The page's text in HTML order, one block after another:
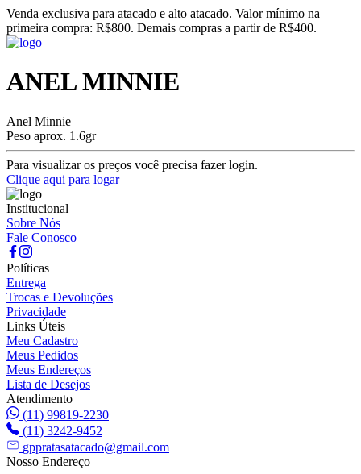
Venda exclusiva para atacado e alto atacado. Valor mínimo na
primeira compra: R$800. Demais compras a partir de R$400.
ANEL MINNIE
Anel Minnie
Peso aprox. 1.6gr
Para visualizar os preços você precisa fazer login.
Clique aqui para logar
Institucional
Sobre Nós
Fale Conosco
Políticas
Entrega
Trocas e Devoluções
Privacidade
Links Úteis
Meu Cadastro
Meus Pedidos
Meus Endereços
Lista de Desejos
Atendimento
(11) 99819-2230
(11) 3242-9452
gppratasatacado@gmail.com
Nosso Endereço